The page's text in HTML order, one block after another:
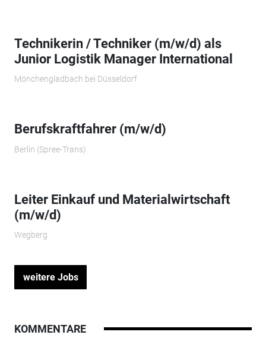
Technikerin / Techniker (m/w/d) als
Junior Logistik Manager International
Mönchengladbach bei Düsseldorf
Berufskraftfahrer (m/w/d)
Berlin (Spree-Trans)
Leiter Einkauf und Materialwirtschaft
(m/w/d)
Wegberg
weitere Jobs
KOMMENTARE